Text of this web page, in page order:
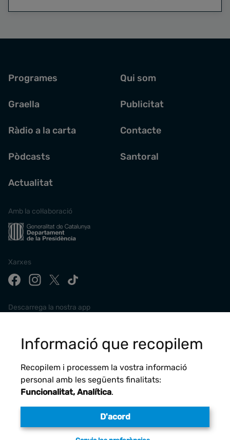
Programes
Graella
Ràdio a la carta
Pòdcasts
Actualitat
Qui som
Publicitat
Contacte
Santoral
Amb la col·laboració
Xarxes
Descarrega la nostra app
Avís legal
Informació que recopilem
Recopilem i processem la vostra informació
personal amb les següents finalitats:
Funcionalitat, Analítica.
D'acord